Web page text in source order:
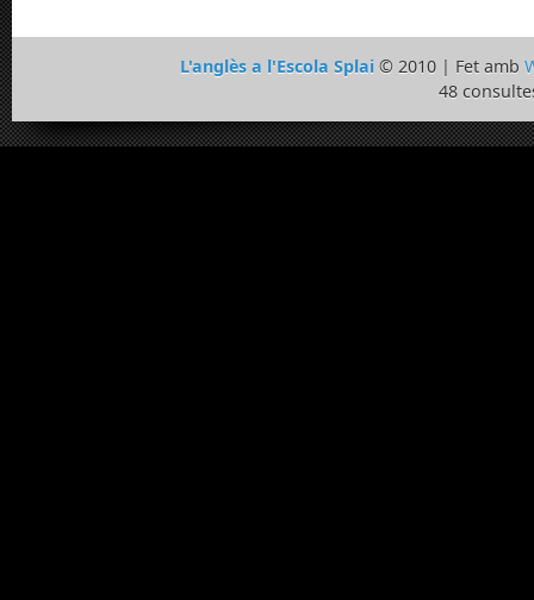
L'anglès a l'Escola Splai© 2010 | Fet amb
48